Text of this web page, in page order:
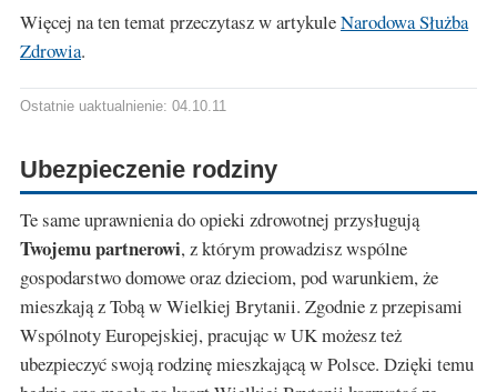
Więcej na ten temat przeczytasz w artykuleNarodowa Służba
Zdrowia.
Ostatnie uaktualnienie: 04.10.11
Ubezpieczenie rodziny
Te same uprawnienia do opieki zdrowotnej przysługują
Twojemu partnerowi, z którym prowadzisz wspólne
gospodarstwo domowe oraz dzieciom, pod warunkiem, że
mieszkają z Tobą w Wielkiej Brytanii. Zgodnie z przepisami
Wspólnoty Europejskiej, pracując w UK możesz też
ubezpieczyć swoją rodzinę mieszkającą w Polsce. Dzięki temu